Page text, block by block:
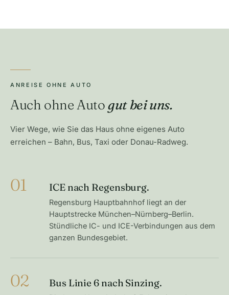
ANREISE OHNE AUTO
Auch ohne Autogut bei uns.
Vier Wege, wie Sie das Haus ohne eigenes Auto
erreichen – Bahn, Bus, Taxi oder Donau-Radweg.
01 ICE nach Regensburg.
Regensburg Hauptbahnhof liegt an der
Hauptstrecke München–Nürnberg–Berlin.
Stündliche IC- und ICE-Verbindungen aus dem
ganzen Bundesgebiet.
02 Bus Linie 6 nach Sinzing.